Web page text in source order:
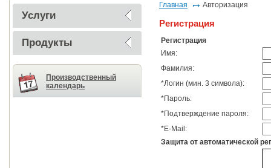
Услуги
Продукты
Производственный
календарь
Главная Авторизация
Регистрация
Регистрация
Имя:
Фамилия:
*Логин (мин. 3 символа):
*Пароль:
*Подтверждение пароля:
*E-Mail:
Защита от автоматической